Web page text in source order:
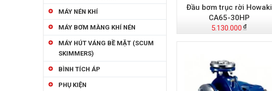
MÁY NÉN KHÍ
MÁY BƠM MÀNG KHÍ NÉN
MÁY HÚT VÁNG BỀ MẶT (SCUM
SKIMMERS)
BÌNH TÍCH ÁP
PHỤ KIỆN
Đầu bơm trục rời Howaki
CA65-30HP
5.130.000